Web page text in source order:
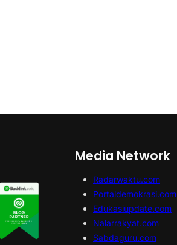
Media Network
Radarwaktu.com
Portaldemokrasi.com
Edukasiupdate.com
Nalarrakyat.com
Sabdaguru.com